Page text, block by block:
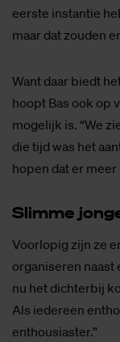
eerste instantie
maar dat zouden
Want daar biedt
hoopt Bas ook op
mogelijk is. “We
die tijd was het
hopen dat er meer
Slim­me
Voorlopig zijn ze
organiseren naast
nu het dichterbij
Als iedereen
enthousiaster.”